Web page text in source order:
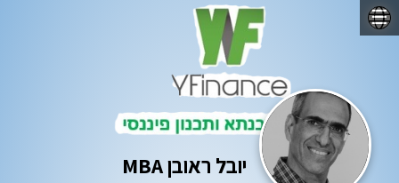
☰
יובל ראובן MBA